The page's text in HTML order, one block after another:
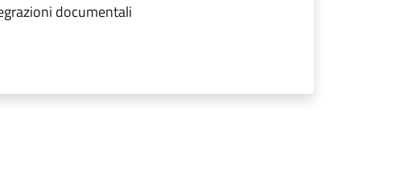
documentali